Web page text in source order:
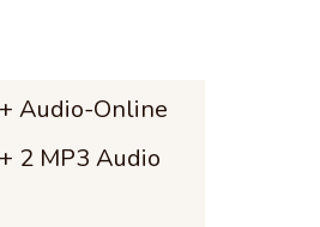
Audio-Online
2 MP3 Audio